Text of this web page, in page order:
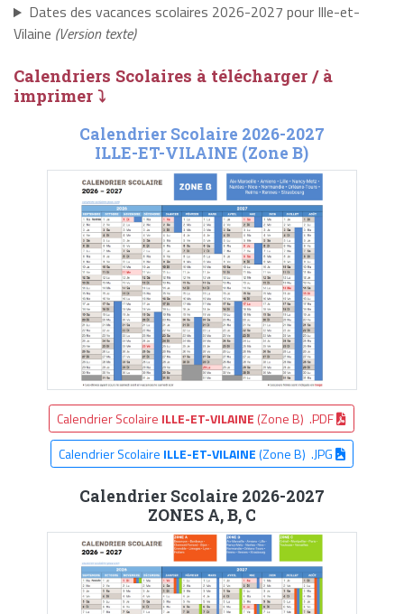
Dates des vacances scolaires 2026-2027 pour Ille-et-
Vilaine (Version texte)
Calendriers Scolaires à télécharger / à
imprimer ⤵
Calendrier Scolaire 2026-2027
ILLE-ET-VILAINE (Zone B)
Calendrier Scolaire ILLE-ET-VILAINE (Zone B) .PDF
Calendrier Scolaire ILLE-ET-VILAINE(Zone B) .JPG
Calendrier Scolaire 2026-2027
ZONES A, B, C